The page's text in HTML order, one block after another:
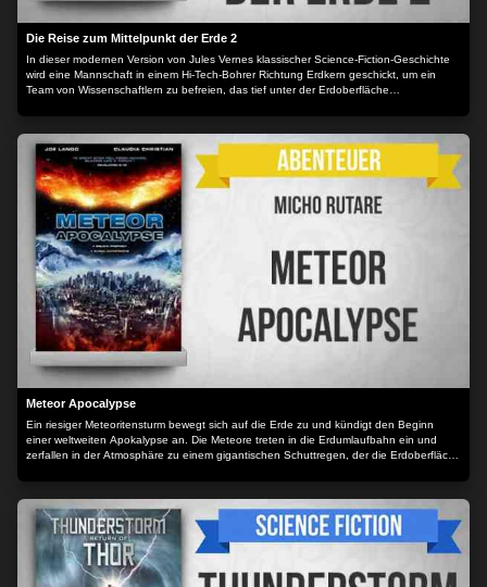
Die Reise zum Mittelpunkt der Erde 2
In dieser modernen Version von Jules Vernes klassischer Science-Fiction-Geschichte
wird eine Mannschaft in einem Hi-Tech-Bohrer Richtung Erdkern geschickt, um ein
Team von Wissenschaftlern zu befreien, das tief unter der Erdoberfläche
Meteor Apocalypse
Ein riesiger Meteoritensturm bewegt sich auf die Erde zu und kündigt den Beginn
einer weltweiten Apokalypse an. Die Meteore treten in die Erdumlaufbahn ein und
zerfallen in der Atmosphäre zu einem gigantischen Schuttregen, der die Erdoberfläche